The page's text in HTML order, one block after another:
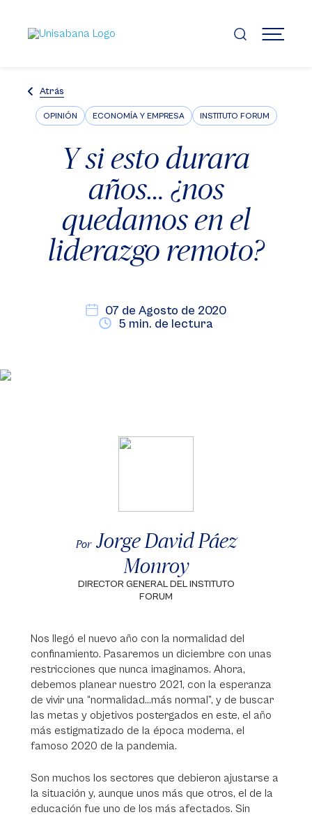
contenido
principal
MENÚ
Atrás
OPINIÓN ECONOMÍA Y EMPRESA INSTITUTO FORUM
Y si esto durara
años… ¿nos
quedamos en el
liderazgo remoto?
07 de Agosto de 2020
5 min. de lectura
Por Jorge David Páez
Monroy
DIRECTOR GENERAL DEL INSTITUTO
FORUM
Nos llegó el nuevo año con la normalidad del
confinamiento. Pasaremos un diciembre con unas
restricciones que nunca imaginamos. Ahora,
debemos planear nuestro 2021, con la esperanza
de vivir una “normalidad…más normal”, y de buscar
las metas y objetivos postergados en este, el año
más estigmatizado de la época moderna, el
famoso 2020 de la pandemia.
Son muchos los sectores que debieron ajustarse a
la situación y, aunque unos más que otros, el de la
educación fue uno de los más afectados. Sin